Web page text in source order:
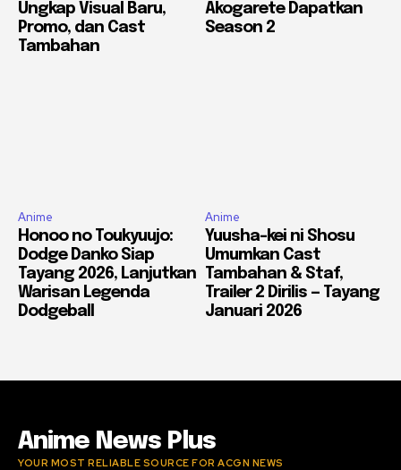
Ungkap Visual Baru,
Promo, dan Cast
Tambahan
Akogarete Dapatkan
Season 2
Anime
Honoo no Toukyuujo:
Dodge Danko Siap
Tayang 2026, Lanjutkan
Warisan Legenda
Dodgeball
Anime
Yuusha-kei ni Shosu
Umumkan Cast
Tambahan & Staf,
Trailer 2 Dirilis — Tayang
Januari 2026
Anime News Plus
YOUR MOST RELIABLE SOURCE FOR ACGN NEWS